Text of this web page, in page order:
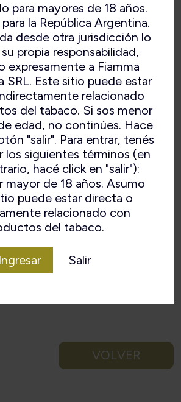
para mayores de 18 años.
la República Argentina.
desde otra jurisdicción lo
propia responsabilidad,
expresamente a Fiamma
SRL. Este sitio puede estar
relacionado
del tabaco. Si sos menor
edad, no continúes. Hace
"salir". Para entrar, tenés
los siguientes términos (en
hacé click en "salir"):
mayor de 18 años. Asumo
puede estar directa o
relacionado con
del tabaco.
Ingresar Salir
T
VOLVER